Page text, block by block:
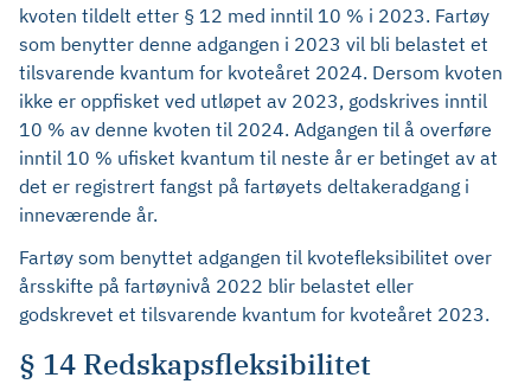
kvoten tildelt etter § 12 med inntil 10 % i 2023. Fartøy
som benytter denne adgangen i 2023 vil bli belastet et
tilsvarende kvantum for kvoteåret 2024. Dersom kvoten
ikke er oppfisket ved utløpet av 2023, godskrives inntil
10 % av denne kvoten til 2024. Adgangen til å overføre
inntil 10 % ufisket kvantum til neste år er betinget av at
det er registrert fangst på fartøyets deltakeradgang i
inneværende år.
Fartøy som benyttet adgangen til kvotefleksibilitet over
årsskifte på fartøynivå 2022 blir belastet eller
godskrevet et tilsvarende kvantum for kvoteåret 2023.
§ 14 Redskapsfleksibilitet